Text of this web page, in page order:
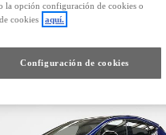
la opción configuración de cookies o
cookies
aquí.
Configuración de cookies